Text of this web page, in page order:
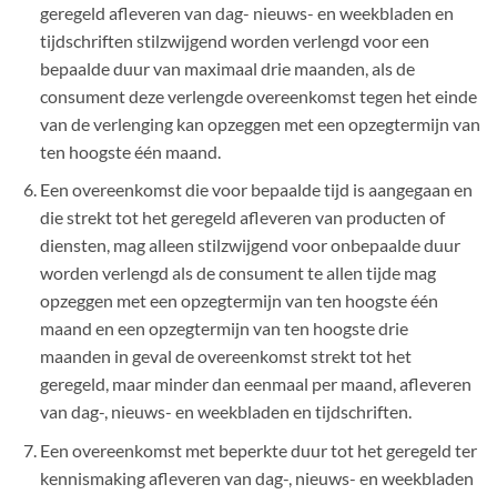
geregeld afleveren van dag- nieuws- en weekbladen en
tijdschriften stilzwijgend worden verlengd voor een
bepaalde duur van maximaal drie maanden, als de
consument deze verlengde overeenkomst tegen het einde
van de verlenging kan opzeggen met een opzegtermijn van
ten hoogste één maand.
Een overeenkomst die voor bepaalde tijd is aangegaan en
die strekt tot het geregeld afleveren van producten of
diensten, mag alleen stilzwijgend voor onbepaalde duur
worden verlengd als de consument te allen tijde mag
opzeggen met een opzegtermijn van ten hoogste één
maand en een opzegtermijn van ten hoogste drie
maanden in geval de overeenkomst strekt tot het
geregeld, maar minder dan eenmaal per maand, afleveren
van dag-, nieuws- en weekbladen en tijdschriften.
Een overeenkomst met beperkte duur tot het geregeld ter
kennismaking afleveren van dag-, nieuws- en weekbladen